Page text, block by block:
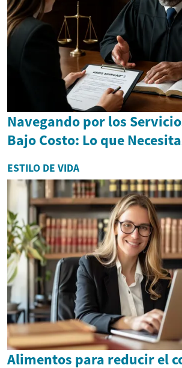
Navegando por los
Bajo Costo: Lo que
ESTILO DE VIDA
Alimentos para reducir el